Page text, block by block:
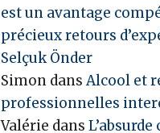
est un avantage
précieux retours
Selçuk Önder
Simon dansAlcool et
professionnelles
Valérie dans